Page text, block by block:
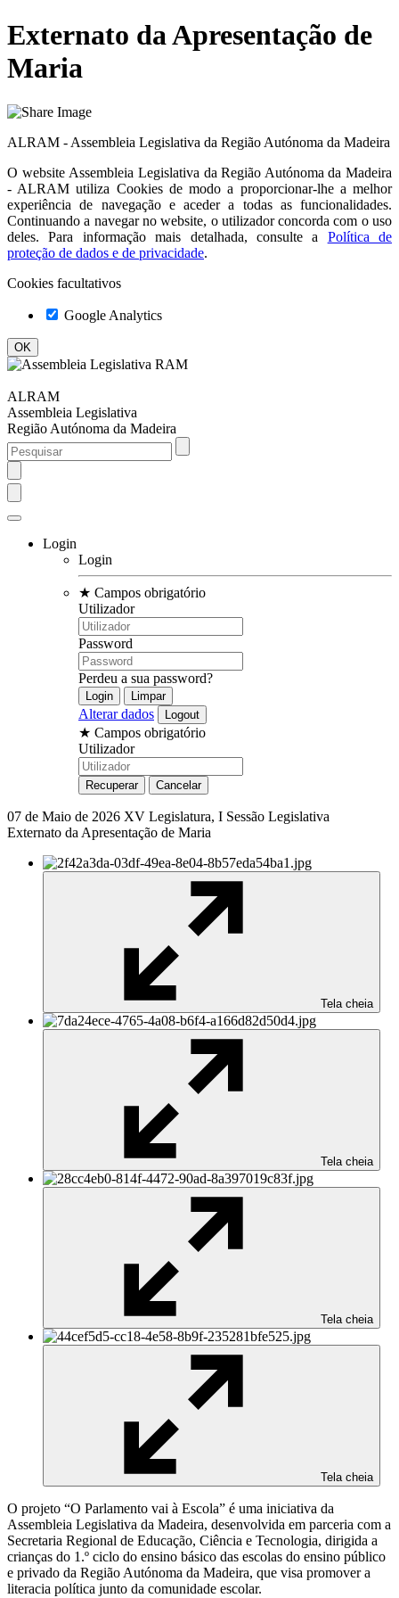
Externato da Apresentação de
Maria
ALRAM - Assembleia Legislativa da Região Autónoma da Madeira
O website Assembleia Legislativa da Região Autónoma da Madeira
- ALRAM utiliza Cookies de modo a proporcionar-lhe a melhor
experiência de navegação e aceder a todas as funcionalidades.
Continuando a navegar no website, o utilizador concorda com o uso
deles. Para informação mais detalhada, consulte a
Política de
proteção de dados e de privacidade.
Cookies facultativos
Google Analytics
ALRAM
Assembleia Legislativa
Região Autónoma da Madeira
Login
Login
★ Campos obrigatório
Utilizador
Password
Perdeu a sua password?
Alterar dados
★ Campos obrigatório
Utilizador
07 de Maio de 2026 XV Legislatura, I Sessão Legislativa
Externato da Apresentação de Maria
Tela cheia
Tela cheia
Tela cheia
Tela cheia
O projeto “O Parlamento vai à Escola” é uma iniciativa da
Assembleia Legislativa da Madeira, desenvolvida em parceria com a
Secretaria Regional de Educação, Ciência e Tecnologia, dirigida a
crianças do 1.º ciclo do ensino básico das escolas do ensino público
e privado da Região Autónoma da Madeira, que visa promover a
literacia política junto da comunidade escolar.